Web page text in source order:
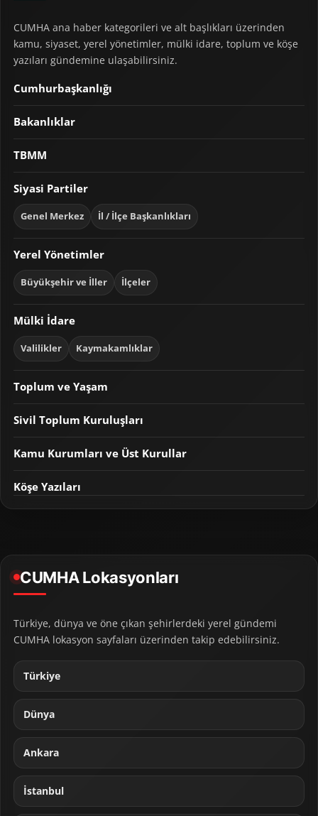
CUMHA ana haber kategorileri ve alt başlıkları üzerinden
kamu, siyaset, yerel yönetimler, mülki idare, toplum ve köşe
yazıları gündemine ulaşabilirsiniz.
Cumhurbaşkanlığı
Bakanlıklar
TBMM
Siyasi Partiler
Genel Merkez İl / İlçe Başkanlıkları
Yerel Yönetimler
Büyükşehir ve İller İlçeler
Mülki İdare
Valilikler Kaymakamlıklar
Toplum ve Yaşam
Sivil Toplum Kuruluşları
Kamu Kurumları ve Üst Kurullar
Köşe Yazıları
CUMHA Lokasyonları
Türkiye, dünya ve öne çıkan şehirlerdeki yerel gündemi
CUMHA lokasyon sayfaları üzerinden takip edebilirsiniz.
Türkiye
Dünya
Ankara
İstanbul